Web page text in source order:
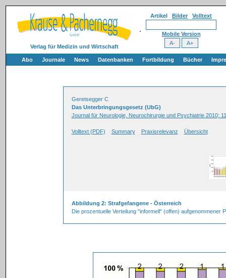
Verlag für Medizin und Wirtschaft
Artikel Bilder Volltext
Mobile Version
Abo Journale News Datenbanken Fortbildung Bücher
Geretsegger C
Das Unterbringungsgesetz (UbG)
Journal für Neurologie, Neurochirurgie und Psychiatrie 2010;
Volltext (PDF) Summary Praxisrelevanz Übersicht
Abbildung 2: Strafgefangene - Österreich
Die prozentuelle Verteilung "informell" (offen)